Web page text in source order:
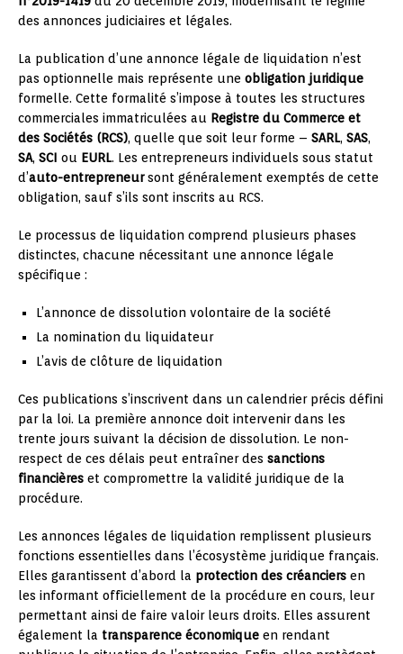
des annonces judiciaires et légales.
La publication d’une annonce légale de liquidation n’est
pas optionnelle mais représente une obligation juridique
formelle. Cette formalité s’impose à toutes les structures
commerciales immatriculées au Registre du Commerce et
des Sociétés (RCS), quelle que soit leur forme – SARL, SAS,
SA, SCI ou EURL. Les entrepreneurs individuels sous statut
d’auto-entrepreneursont généralement exemptés de cette
obligation, sauf s’ils sont inscrits au RCS.
Le processus de liquidation comprend plusieurs phases
distinctes, chacune nécessitant une annonce légale
spécifique :
L’annonce de dissolution volontaire de la société
La nomination du liquidateur
L’avis de clôture de liquidation
Ces publications s’inscrivent dans un calendrier précis défini
par la loi. La première annonce doit intervenir dans les
trente jours suivant la décision de dissolution. Le non-
respect de ces délais peut entraîner des sanctions
financières et compromettre la validité juridique de la
procédure.
Les annonces légales de liquidation remplissent plusieurs
fonctions essentielles dans l’écosystème juridique français.
Elles garantissent d’abord la protection des créanciers en
les informant officiellement de la procédure en cours, leur
permettant ainsi de faire valoir leurs droits. Elles assurent
également la transparence économique en rendant